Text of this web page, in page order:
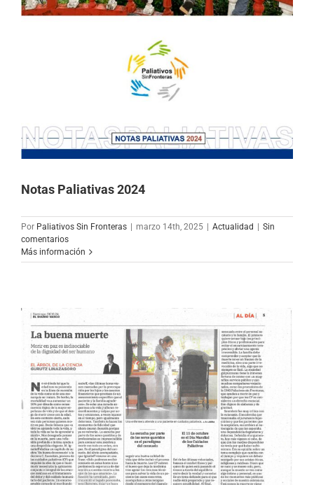
Notas Paliativas 2024
Por Paliativos Sin Fronteras marzo 14th, 2025 Actualidad
Sin
comentarios
Más información